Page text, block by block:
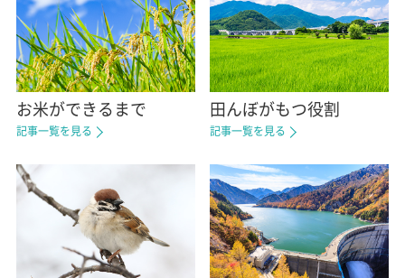
お米ができるまで
記事一覧を見る
田んぼがもつ役割
記事一覧を見る